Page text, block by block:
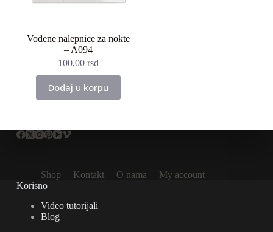
Vodene nalepnice za nokte
– A094
100,00rsd
Dodaj u korpu
Shop Kontakt O nama
My account
Korisno
Video tutorijali
Blog